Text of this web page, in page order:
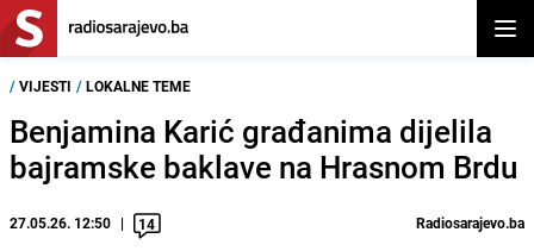
/ VIJESTI / LOKALNE TEME
Benjamina Karić građanima dijelila
bajramske baklave na Hrasnom Brdu
27.05.26. 12:50 14 Radiosarajevo.ba